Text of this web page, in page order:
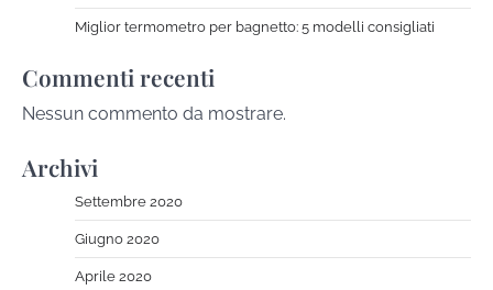
Miglior termometro per bagnetto: 5 modelli consigliati
Commenti recenti
Nessun commento da mostrare.
Archivi
Settembre 2020
Giugno 2020
Aprile 2020